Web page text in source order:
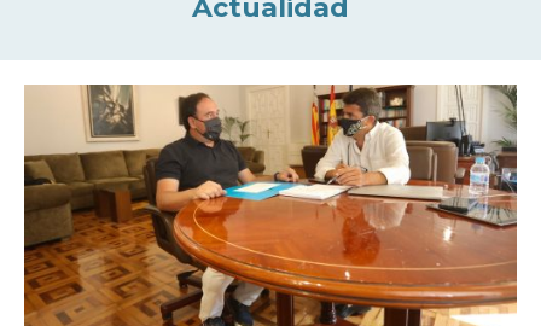
Actualidad